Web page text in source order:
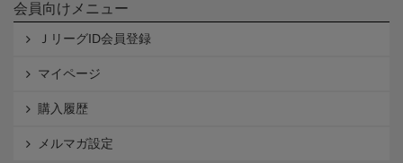
会員向けメニュー
ＪリーグID会員登録
マイページ
購入履歴
メルマガ設定